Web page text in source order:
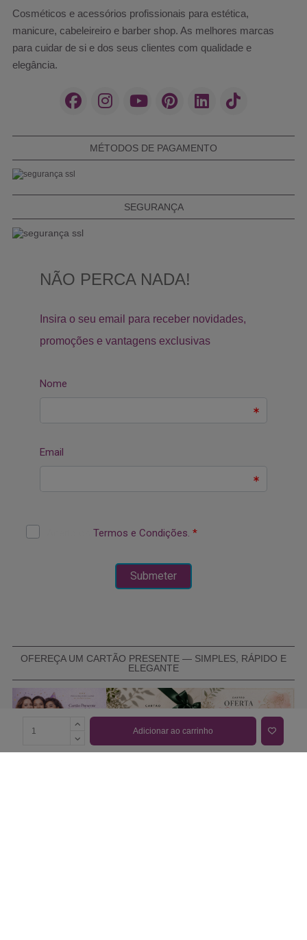
Adicionar ao carrinho
Cosméticos e acessórios profissionais para estética,
manicure, cabeleireiro e barber shop. As melhores marcas
para cuidar de si e dos seus clientes com qualidade e
elegância.
MÉTODOS DE PAGAMENTO
SEGURANÇA
OFEREÇA UM CARTÃO PRESENTE — SIMPLES, RÁPIDO E
ELEGANTE